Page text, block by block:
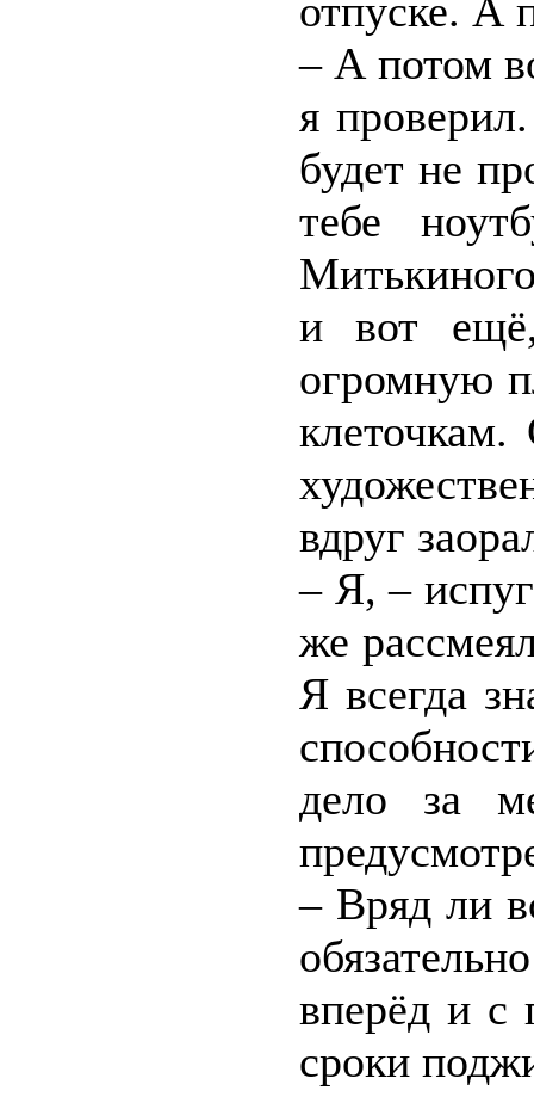
отпуске. А
– А потом
я
будет не
тебе
и вот
огромную
вдруг
– Я, –
же
Я всегда
дело за
– Вряд ли
вперёд и с
сроки